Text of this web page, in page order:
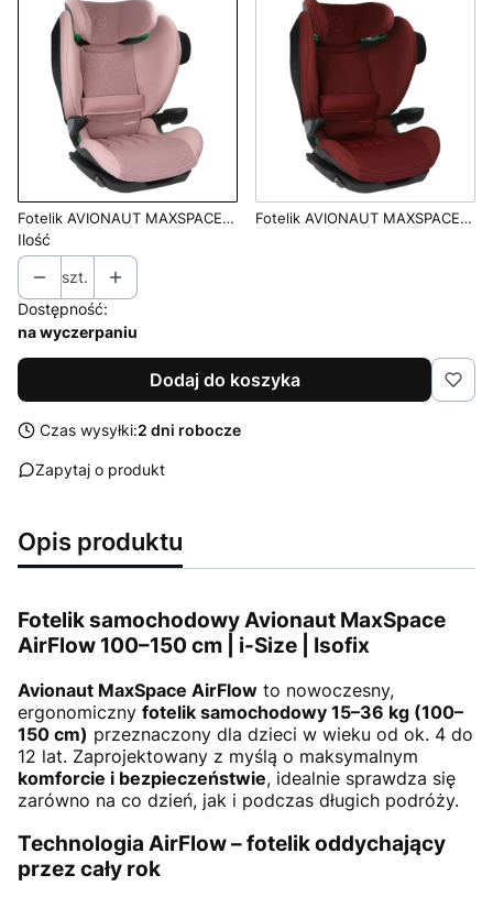
Fotelik AVIONAUT MAXSPACE AirFlow 100-150cm i-Size | Pink Fotelik AVIONAUT MAXSPACE AirFlow 100-150cm i-Size | Red
Ilość
szt.
Dostępność:
na wyczerpaniu
Dodaj do koszyka
Czas wysyłki:2 dni robocze
Zapytaj o produkt
Opis produktu
Fotelik samochodowy Avionaut MaxSpace
AirFlow 100–150 cm | i-Size | Isofix
Avionaut MaxSpace AirFlow to nowoczesny,
ergonomiczny fotelik samochodowy 15–36 kg (100–
150 cm) przeznaczony dla dzieci w wieku od ok. 4 do
12 lat. Zaprojektowany z myślą o maksymalnym
komforcie i bezpieczeństwie, idealnie sprawdza się
zarówno na co dzień, jak i podczas długich podróży.
Technologia AirFlow – fotelik oddychający
przez cały rok